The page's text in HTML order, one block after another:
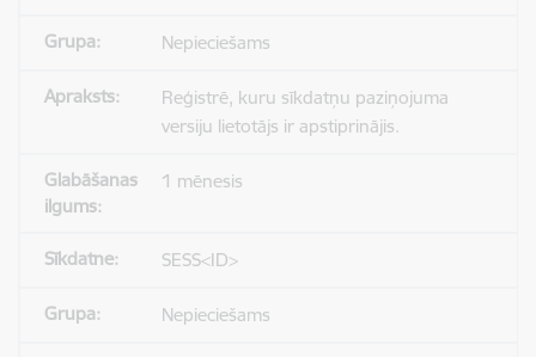
Nepieciešams
Reģistrē, kuru sīkdatņu paziņojuma
versiju lietotājs ir apstiprinājis.
1 mēnesis
SESS<ID>
Nepieciešams